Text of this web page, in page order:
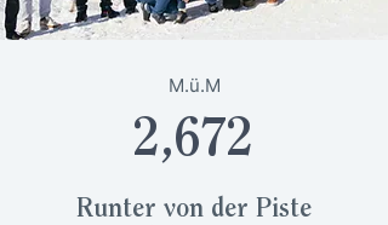
M.ü.M
2,672
Runter von der Piste